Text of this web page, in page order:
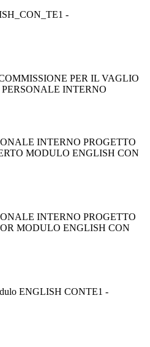
-
PER IL VAGLIO
INTERNO
INTERNO PROGETTO
MODULO ENGLISH CON
INTERNO PROGETTO
MODULO ENGLISH CON
ENGLISH CONTE1 -